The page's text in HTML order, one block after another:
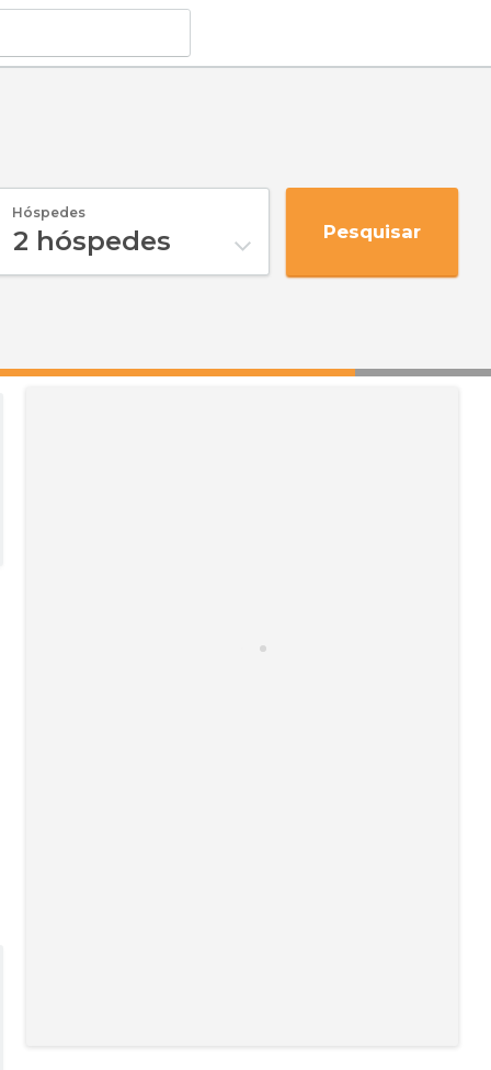
Hóspedes
2 hóspedes Pesquisar